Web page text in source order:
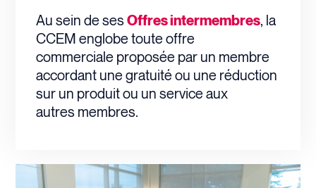
Au sein de ses Offres intermembres, la
CCEM englobe toute offre
commerciale proposée par un membre
accordantune gratuité ou une réduction
sur un produit ou un serviceaux
autres membres.